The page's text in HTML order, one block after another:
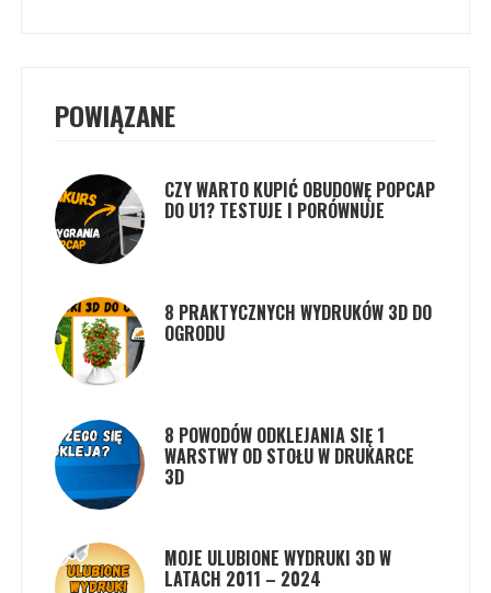
POWIĄZANE
CZY WARTO KUPIĆ OBUDOWĘ POPCAP
DO U1? TESTUJE I PORÓWNUJE
8 PRAKTYCZNYCH WYDRUKÓW 3D DO
OGRODU
8 POWODÓW ODKLEJANIA SIĘ 1
WARSTWY OD STOŁU W DRUKARCE
3D
MOJE ULUBIONE WYDRUKI 3D W
LATACH 2011 – 2024